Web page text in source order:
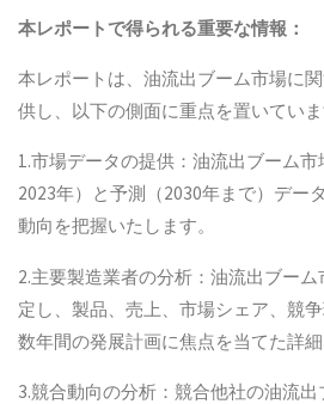
本レポートで得られる重要な情報：
本レポートは、油流出ブーム市場に
供し、以下の側面に重点を置いていま
1.市場データの提供：油流出ブーム市
2023年）と予測（2030年まで）デー
動向を把握いたします。
2.主要製造業者の分析：油流出ブー
定し、製品、売上、市場シェア、競
数年間の発展計画に焦点を当てた詳細
3.競合動向の分析：競合他社の油流